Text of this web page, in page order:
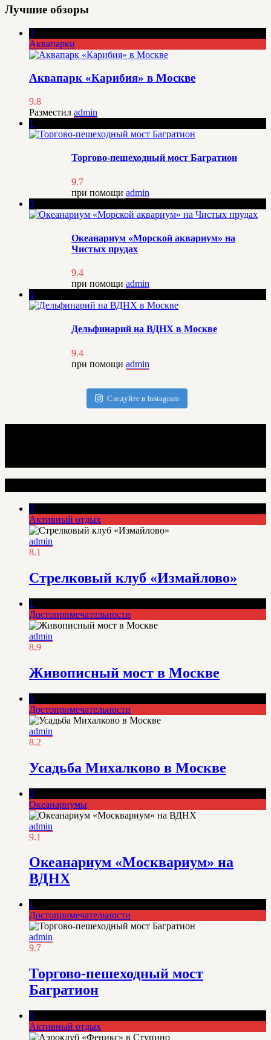
Лучшие обзоры
3
Аквапарки
Аквапарк «Карибия» в Москве
9.8
Разместил admin
1
Торгово-пешеходный мост Багратион
9.7
при помощи admin
0
Океанариум «Морской аквариум» на
Чистых прудах
9.4
при помощи admin
0
Дельфинарий на ВДНХ в Москве
9.4
при помощи admin
Следуйте в Instagram
0
Активный отдых
admin
8.1
Стрелковый клуб «Измайлово»
1
Достопримечательности
admin
8.9
Живописный мост в Москве
6
Достопримечательности
admin
8.2
Усадьба Михалково в Москве
0
Океанариумы
admin
9.1
Океанариум «Москвариум» на
ВДНХ
1
Достопримечательности
admin
9.7
Торгово-пешеходный мост
Багратион
0
Активный отдых